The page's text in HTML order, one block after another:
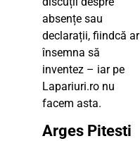
absențe sau
declarații, fiindcă ar
însemna să
inventez – iar pe
Lapariuri.ro nu
facem asta.
Arges Pitesti